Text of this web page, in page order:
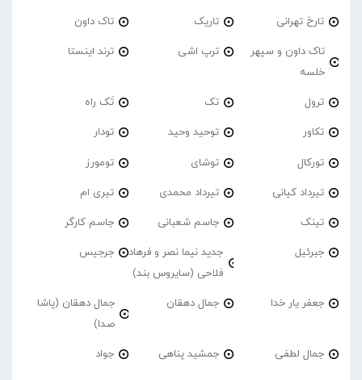
تارخ تهرانی تاریک تاک داون
تاک داون و سپهر
خلسه
ترپ اشی ترند اینستا
ترول تک تَک راه
تکاور توحید وحید تودار
تورکال توشای تومورز
تیرداد کیانی تیرداد محمدی تیری ام
تینک جاسم شعبانی جاسم کارگر
جبرئیل
جدید نیما نصر و فرهاد
فلاحی (سایروس بند)
جرجیس
جعفر یار خدا جمال دهقان
جمال دهقان (پاشا
صدا)
جمال لطفی جمشید پناهی جواد